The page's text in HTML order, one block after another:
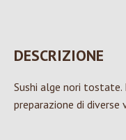
DESCRIZIONE
Sushi alge nori tostate.
preparazione di diverse